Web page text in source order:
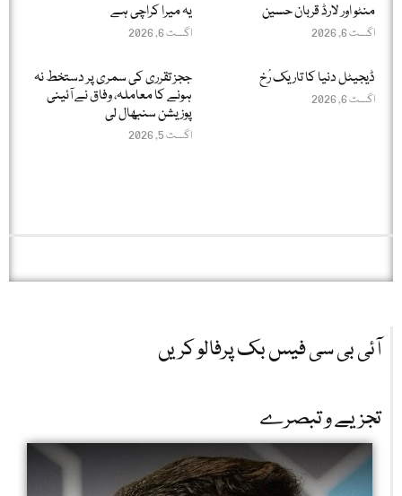
منٹو اور لارڈ قربان حسین
اگست 6, 2026
یہ میرا کراچی ہے
اگست 6, 2026
ڈیجیٹل دنیا کا تاریک رُخ
اگست 6, 2026
ججز تقرری کی سمری پر دستخط نہ
ہونے کا معاملہ، وفاق نے آئینی
پوزیشن سنبھال لی
اگست 5, 2026
آئی بی سی فیس بک پرفالو کریں
تجزیے و تبصرے